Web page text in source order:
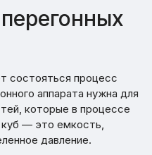
состояться процесс
аппарата нужна для
которые в процессе
куб — это емкость,
давление.